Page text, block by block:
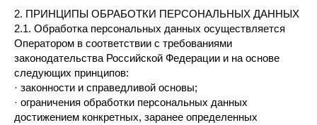
2. ПРИНЦИПЫ ОБРАБОТКИ ПЕРСОНАЛЬНЫХ ДАННЫХ
2.1. Обработка персональных данных осуществляется
Оператором в соответствии с требованиями
законодательства Российской Федерации и на основе
следующих принципов:
· законности и справедливой основы;
· ограничения обработки персональных данных
достижением конкретных, заранее определенных